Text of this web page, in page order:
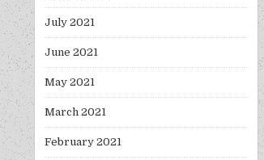
July 2021
June 2021
May 2021
March 2021
February 2021